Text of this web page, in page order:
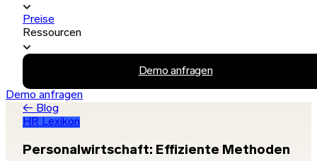
Preise
Ressourcen
Demo anfragen
Demo anfragen
← Blog
HR Lexikon
Personalwirtschaft: Effiziente Methoden